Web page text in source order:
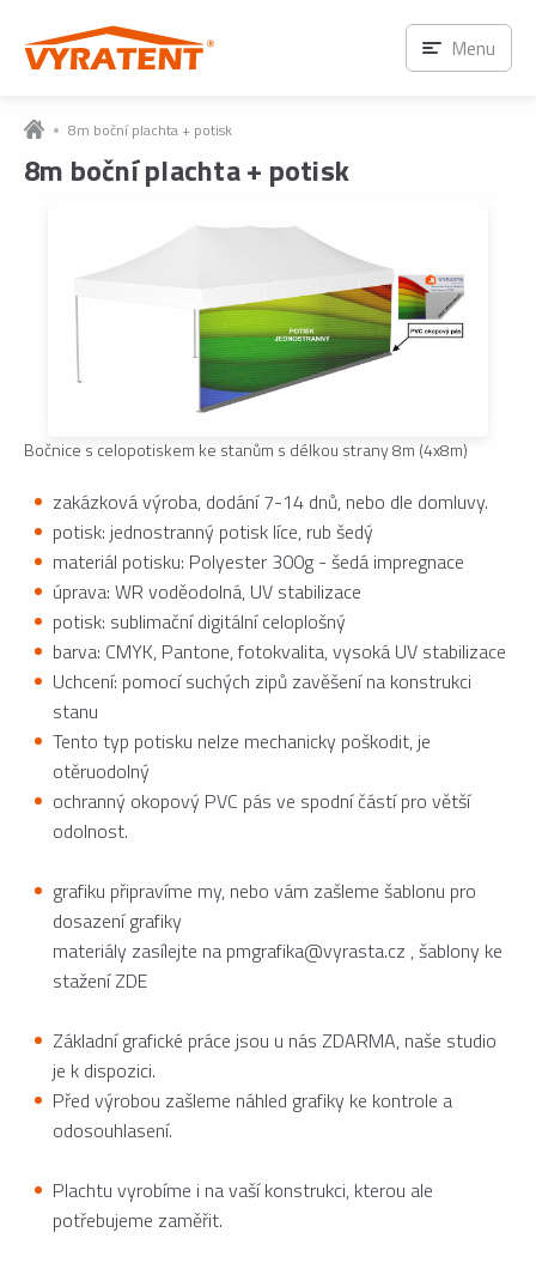
8m boční plachta + potisk
8m boční plachta + potisk
Bočnice s celopotiskem ke stanům s délkou strany 8m (4x8m)
zakázková výroba, dodání 7-14 dnů, nebo dle domluvy.
potisk: jednostranný potisk líce, rub šedý
materiál potisku: Polyester 300g - šedá impregnace
úprava: WR voděodolná, UV stabilizace
potisk: sublimační digitální celoplošný
barva: CMYK, Pantone, fotokvalita, vysoká UV stabilizace
Uchcení: pomocí suchých zipů zavěšení na konstrukci
stanu
Tento typ potisku nelze mechanicky poškodit, je
otěruodolný
ochranný okopový PVC pás ve spodní částí pro větší
odolnost.
grafiku připravíme my, nebo vám zašleme šablonu pro
dosazení grafiky
materiály zasílejte na pmgrafika@vyrasta.cz , šablony ke
stažení ZDE
Základní grafické práce jsou u nás ZDARMA, naše studio
je k dispozici.
Před výrobou zašleme náhled grafiky ke kontrole a
odosouhlasení.
Plachtu vyrobíme i na vaší konstrukci, kterou ale
potřebujeme zaměřit.
Menu